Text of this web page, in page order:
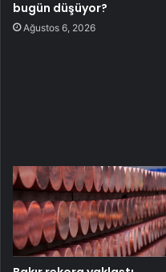
bugün düşüyor?
Ağustos 6, 2026